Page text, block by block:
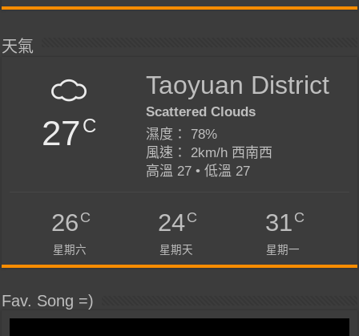
天氣
27C
Taoyuan District
Scattered Clouds
濕度： 78%
風速： 2km/h 西南西
高溫 27 • 低溫 27
26C
星期六
24C
星期天
31C
星期一
Fav. Song =)